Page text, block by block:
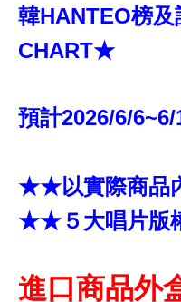
韓HANTEO榜
CHART★
預計2026/6/6~6/
★★以實際商品
★★５大唱片版
進口商品外